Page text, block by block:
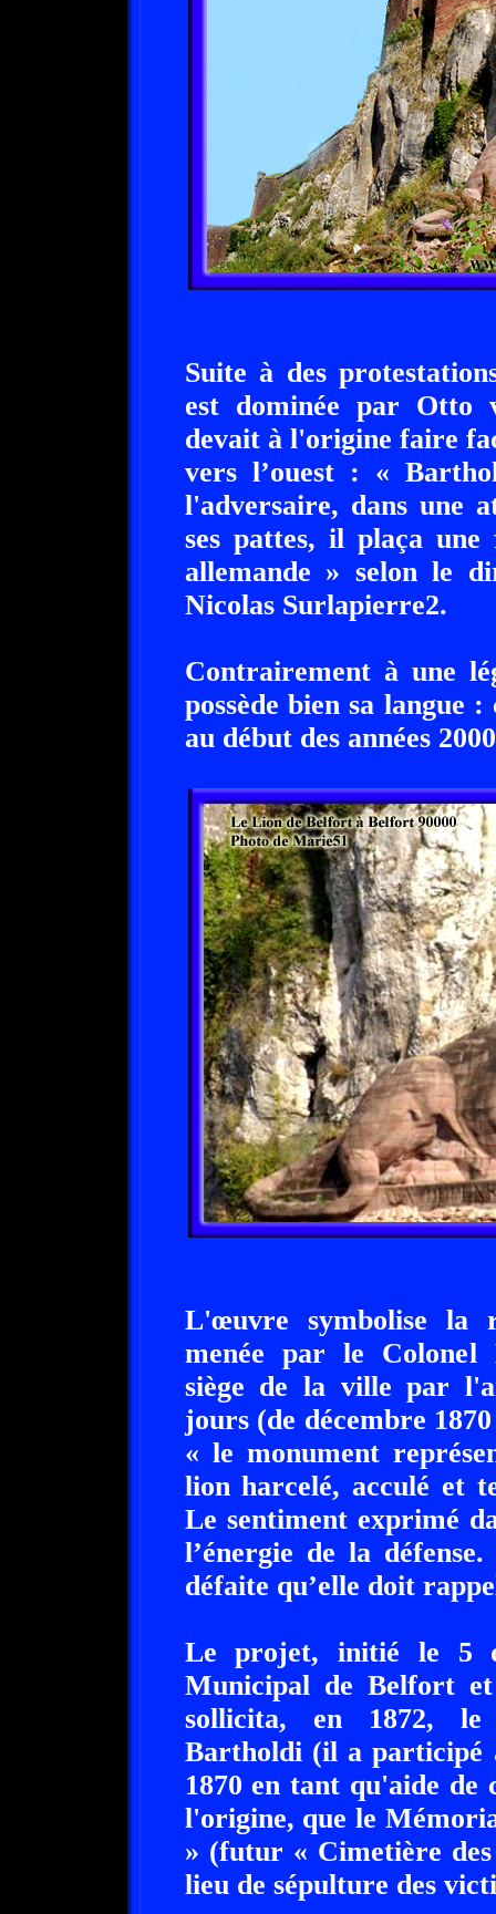
Suite à des
est dominée par
devait à l'origine faire
vers l’ouest : «
l'adversaire, dans une
ses pattes, il plaça
allemande » selon le
Nicolas Surlapierre2.
Contrairement à une
possède bien sa langue
au début des années
L'œuvre symbolise la
menée par le Colonel
siège de la ville par
jours (de décembre
« le monument
lion harcelé, acculé et
Le sentiment exprimé
l’énergie de la
défaite qu’elle doit
Le projet, initié le 5
Municipal de Belfort
sollicita, en 1872, le
Bartholdi (il a participé
1870 en tant qu'aide
l'origine, que le
» (futur « Cimetière
lieu de sépulture des